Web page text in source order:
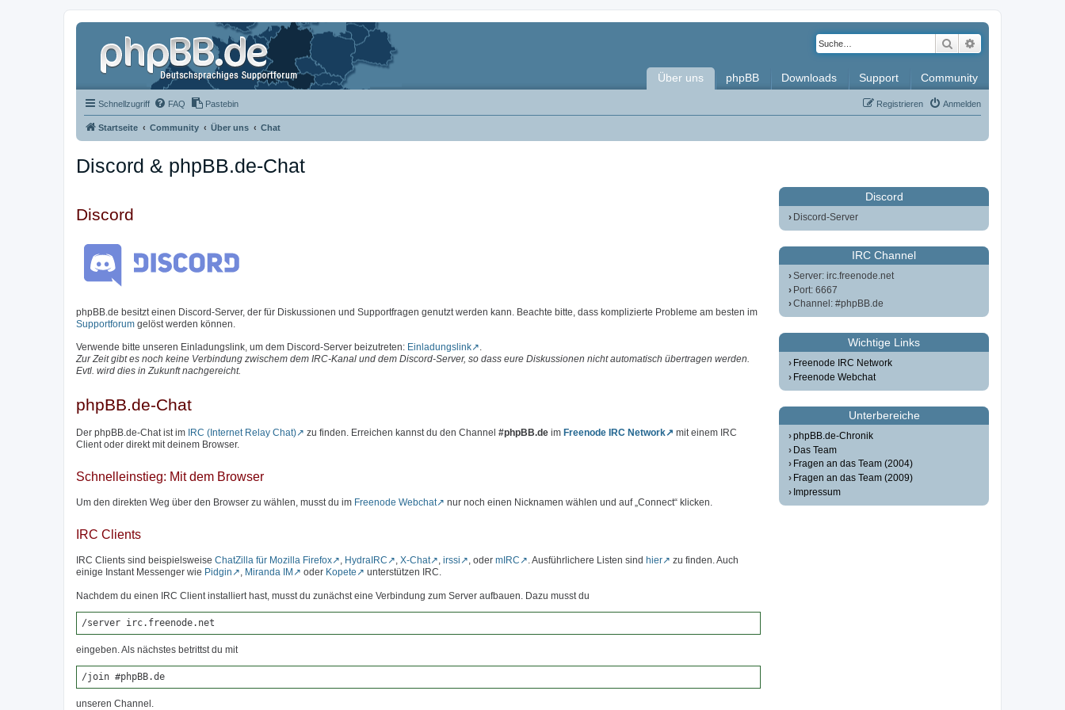
Suche
Über uns phpBB Downloads Support Community
Schnellzugriff FAQ Pastebin Anmelden
Registrieren
Startseite Community Über uns Chat
Discord & phpBB.de-Chat
Discord
phpBB.de besitzt einen Discord-Server, der für Diskussionen und Supportfragen genutzt werden kann. Beachte bitte, dass komplizierte Probleme am besten im
Supportforum gelöst werden können.
Verwende bitte unseren Einladungslink, um dem Discord-Server beizutreten: Einladungslink
.
Zur Zeit gibt es noch keine Verbindung zwischem dem IRC-Kanal und dem Discord-Server, so dass eure Diskussionen nicht automatisch übertragen werden.
Evtl. wird dies in Zukunft nachgereicht.
phpBB.de-Chat
Der phpBB.de-Chat ist im IRC (Internet Relay Chat) zu finden. Erreichen kannst du den Channel #phpBB.de im Freenode IRC Network
mit einem IRC
Client oder direkt mit deinem Browser.
Schnelleinstieg: Mit dem Browser
Um den direkten Weg über den Browser zu wählen, musst du im Freenode Webchat nur noch einen Nicknamen wählen und auf „Connect“ klicken.
IRC Clients
IRC Clients sind beispielsweise ChatZilla für Mozilla Firefox , HydraIRC , X-Chat , irssi , oder mIRC . Ausführlichere Listen sind hier
zu finden. Auch
einige Instant Messenger wie Pidgin , Miranda IM oder Kopete unterstützen IRC.
Nachdem du einen IRC Client installiert hast, musst du zunächst eine Verbindung zum Server aufbauen. Dazu musst du
/server irc.freenode.net
eingeben. Als nächstes betrittst du mit
/join #phpBB.de
unseren Channel.
Discord
Discord-Server
IRC Channel
Server: irc.freenode.net
Port: 6667
Channel: #phpBB.de
Wichtige Links
Freenode IRC Network
Freenode Webchat
Unterbereiche
phpBB.de-Chronik
Das Team
Fragen an das Team (2004)
Fragen an das Team (2009)
Impressum